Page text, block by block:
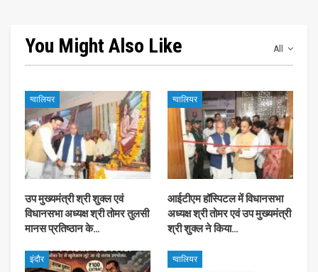
All
You Might Also Like
ग्वालियर
उप मुख्यमंत्री श्री शुक्ल एवं
विधानसभा अध्यक्ष श्री तोमर तुलसी
मानस प्रतिष्ठान के…
ग्वालियर
आईटीएम हॉस्पिटल में विधानसभा
अध्यक्ष श्री तोमर एवं उप मुख्यमंत्री
श्री शुक्ल ने किया…
इंदौर ग्वालियर